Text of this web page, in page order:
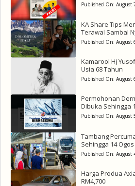
Published On: August
KA Share Tips
Terawal Sambal
Published On: August
Kamarool Hj
Usia 68 Tahun
Published On: August
Permohonan
Dibuka Sehingga
Published On: August
Tambang
Sehingga 14
Published On: August
Harga Produa
RM4,700